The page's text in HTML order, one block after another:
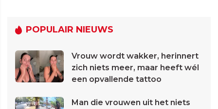
POPULAIR NIEUWS
Vrouw wordt wakker, herinnert
zich niets meer, maar heeft wél
een opvallende tattoo
Man die vrouwen uit het niets